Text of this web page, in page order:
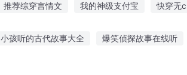
推荐综穿言情文 我的神级支付宝 快穿无
小孩听的古代故事大全 爆笑侦探故事在线听